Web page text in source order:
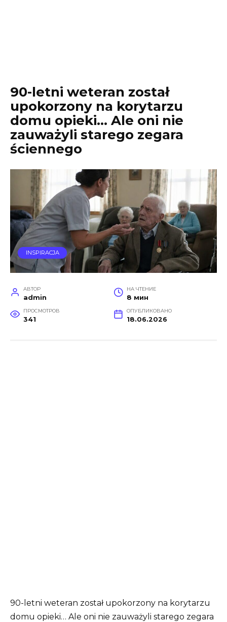
90-letni weteran został
upokorzony na korytarzu
domu opieki… Ale oni nie
zauważyli starego zegara
ściennego
INSPIRACJA
АВТОР
admin
НА ЧТЕНИЕ
8 мин
ПРОСМОТРОВ
341
ОПУБЛИКОВАНО
18.06.2026
90-letni weteran został upokorzony na korytarzu
domu opieki… Ale oni nie zauważyli starego zegara